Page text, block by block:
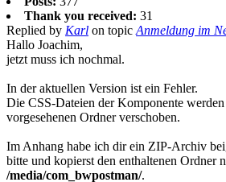
Thank you received: 31
Replied by Karl on topic Anmeldung im
Hallo Joachim,
jetzt muss ich nochmal.
In der aktuellen Version ist ein Fehler.
Die CSS-Dateien der Komponente
vorgesehenen Ordner verschoben.
Im Anhang habe ich dir ein ZIP-Archiv
bitte und kopierst den enthaltenen Ordner
/media/com_bwpostman/.